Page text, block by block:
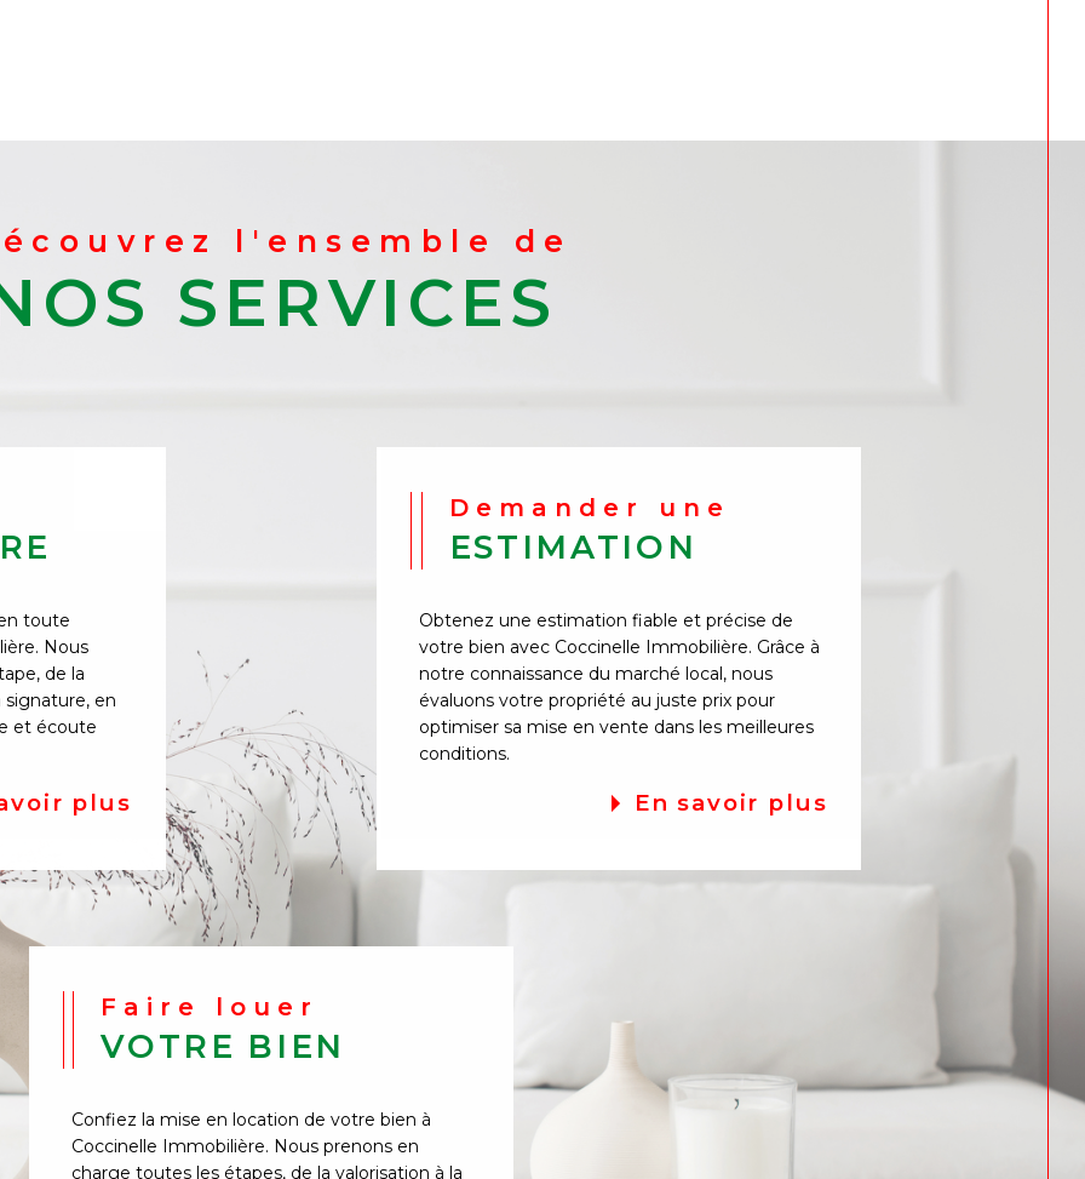
Découvrez l'ensemble de
SERVICES
toute
Nous
de la
signature, en
et écoute
plus
Demander une
ESTIMATION
Obtenez une estimation fiable et précise de
votre bien avec Coccinelle Immobilière. Grâce à
notre connaissance du marché local, nous
évaluons votre propriété au juste prix pour
optimiser sa mise en vente dans les meilleures
conditions.
En savoir plus
Faire louer
VOTRE BIEN
Confiez la mise en location de votre bien à
Coccinelle Immobilière. Nous prenons en
charge toutes les étapes, de la valorisation à la